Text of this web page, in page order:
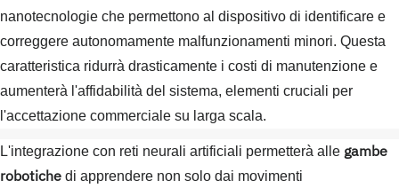
nanotecnologie che permettono al dispositivo di identificare e
correggere autonomamente malfunzionamenti minori. Questa
caratteristica ridurrà drasticamente i costi di manutenzione e
aumenterà l'affidabilità del sistema, elementi cruciali per
l'accettazione commerciale su larga scala.
L'integrazione con reti neurali artificiali permetterà alle gambe
robotiche di apprendere non solo dai movimenti